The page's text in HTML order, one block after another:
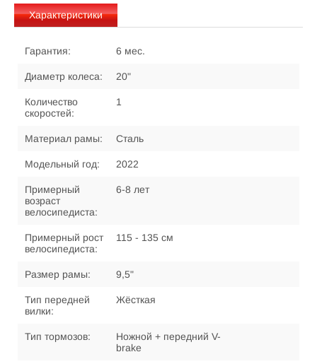
Характеристики
Гарантия: 6 мес.
Диаметр колеса: 20"
Количество
скоростей:
1
Материал рамы: Сталь
Модельный год: 2022
Примерный
возраст
велосипедиста:
6-8 лет
Примерный рост
велосипедиста:
115 - 135 см
Размер рамы: 9,5"
Тип передней
вилки:
Жёсткая
Тип тормозов:
Ножной + передний V-
brake